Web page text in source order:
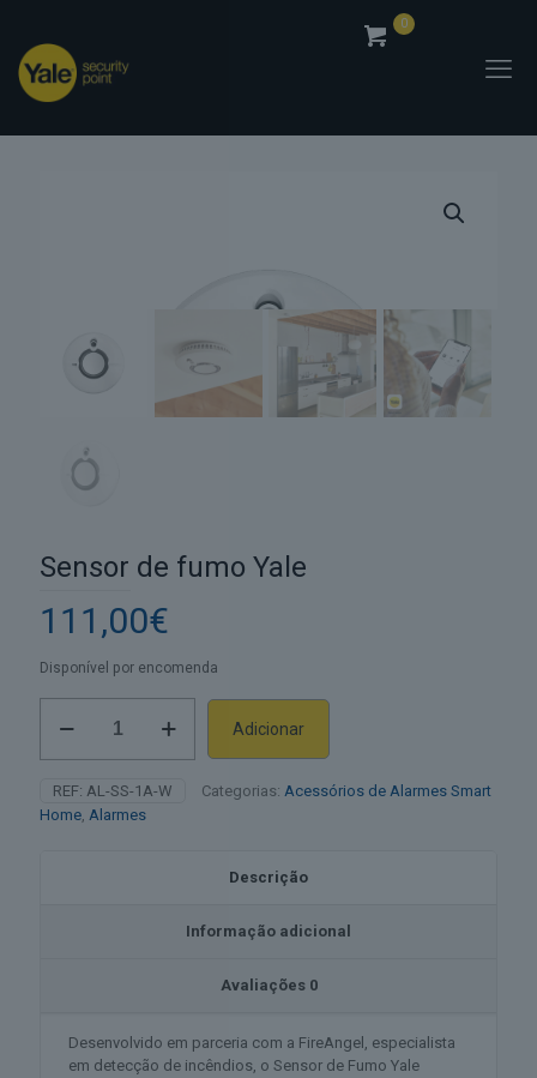
0
Sensor de fumo Yale
111,00€
Disponível por encomenda
fumo
Yale
Adicionar
Alternative:
REF: AL-SS-1A-W Categorias: Acessórios de Alarmes Smart
Home, Alarmes
Descrição
Informação adicional
Avaliações 0
Desenvolvido em parceria com a FireAngel, especialista
em detecção de incêndios, o Sensor de Fumo Yale